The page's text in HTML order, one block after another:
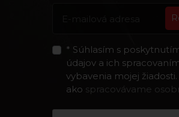
* Súhlasím s
údajov a ich
vybavenia mojej
ako spracovávame